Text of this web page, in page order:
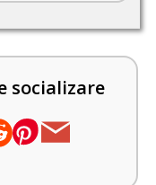
socializare